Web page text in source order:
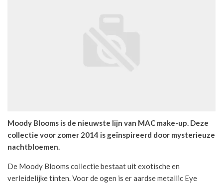
Moody Blooms is de nieuwste lijn van MAC make-up. Deze
collectie voor zomer 2014 is geïnspireerd door mysterieuze
nachtbloemen.
De Moody Blooms collectie bestaat uit exotische en
verleidelijke tinten. Voor de ogen is er aardse metallic Eye